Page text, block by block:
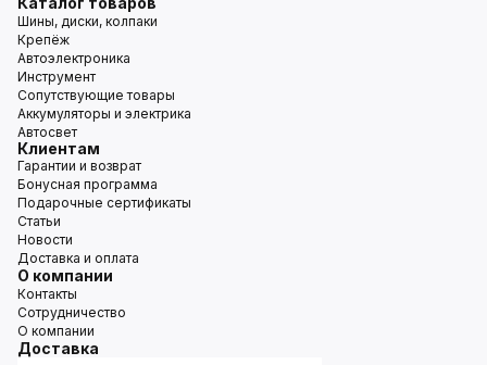
Шины, диски, колпаки
Крепёж
Автоэлектроника
Инструмент
Сопутствующие товары
Аккумуляторы и электрика
Автосвет
Клиентам
Гарантии и возврат
Бонусная программа
Подарочные сертификаты
Статьи
Новости
Доставка и оплата
О компании
Контакты
Сотрудничество
О компании
Доставка